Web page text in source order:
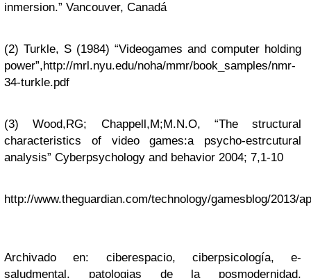
inmersion.” Vancouver, Canadá
(2) Turkle, S (1984) “Videogames and computer holding
power”,http://mrl.nyu.edu/noha/mmr/book_samples/nmr-
34-turkle.pdf
(3) Wood,RG; Chappell,M;M.N.O, “The structural
characteristics of video games:a psycho-estrcutural
analysis” Cyberpsychology and behavior 2004; 7,1-10
http://www.theguardian.com/technology/gamesblog/2013/
Archivado en: ciberespacio, ciberpsicología, e-
saludmental, patologias de la posmodernidad,